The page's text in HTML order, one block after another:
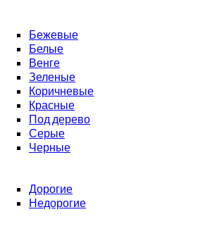
Бежевые
Белые
Венге
Зеленые
Коричневые
Красные
Под дерево
Серые
Черные
Дорогие
Недорогие